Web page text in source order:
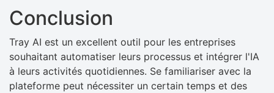
Conclusion
Tray AI est un excellent outil pour les entreprises
souhaitant automatiser leurs processus et intégrer l'IA
à leurs activités quotidiennes. Se familiariser avec la
plateforme peut nécessiter un certain temps et des